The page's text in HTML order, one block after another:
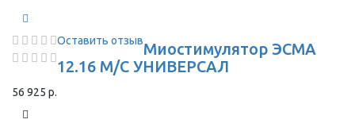
Оставить отзывМиостимулятор ЭСМА
12.16 М/С УНИВЕРСАЛ
56 925 р.